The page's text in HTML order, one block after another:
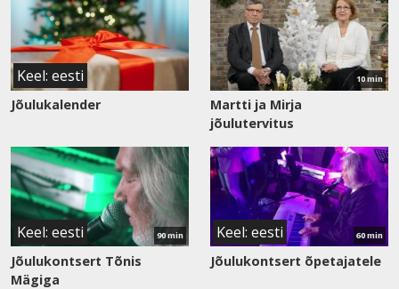
Keel: eesti
Jõulukalender
saadet
10 min
Martti ja Mirja
jõulutervitus
Vaata
saadet
90 min
Keel: eesti
Jõulukontsert Tõnis
Mägiga
Vaata
saadet
60 min
Keel: eesti
Jõulukontsert õpetajatele